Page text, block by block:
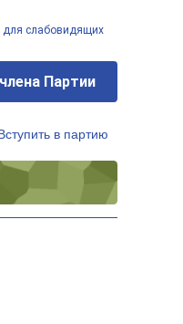
для слабовидящих
Партии
в партию